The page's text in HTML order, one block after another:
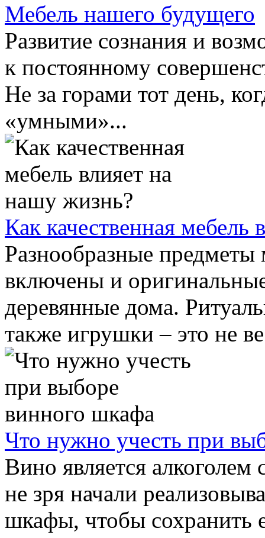
Мебель нашего будущего
Развитие сознания и
к постоянному
Не за горами тот день,
«умными»...
Как качественная
Разнообразные
включены и
деревянные дома.
также игрушки – это не
Что нужно учесть при
Вино является
не зря начали
шкафы, чтобы сохранить